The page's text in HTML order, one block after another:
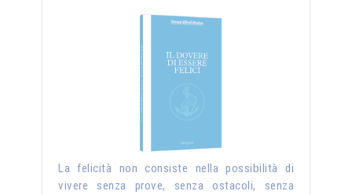
La felicità non consiste nella possibilità di
vivere senza prove, senza ostacoli, senza